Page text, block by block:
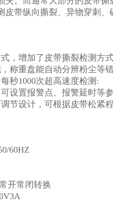
皮带纵向撕裂、异物穿刺、
，增加了皮带撕裂检测方
称重盘能自动分辨粉尘等
秒1000次超高速度检测:
设置报警点、报警延时等
节设计，可根据皮带松紧
60HZ
开常闭转换